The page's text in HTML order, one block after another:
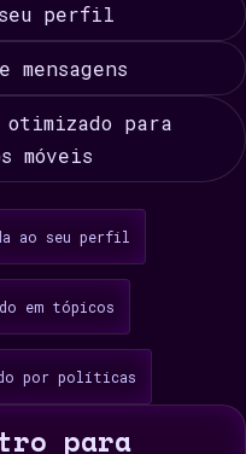
seu perfil
para
móveis
ao seu perfil
em tópicos
por políticas
para